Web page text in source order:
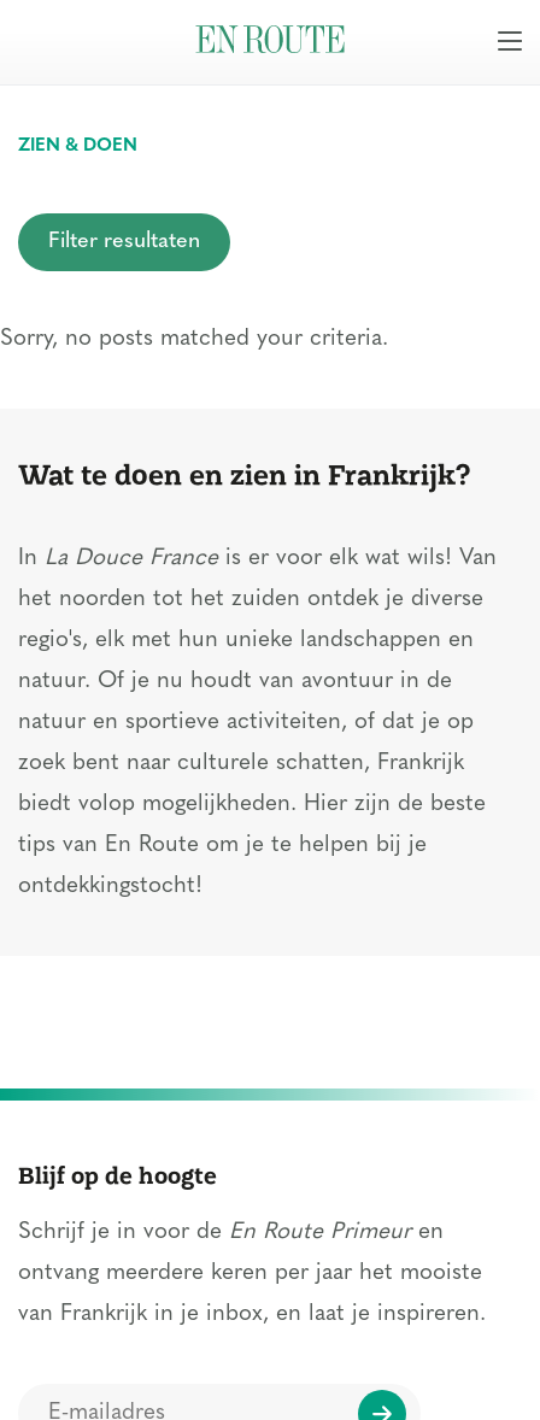
ZIEN & DOEN
Filter resultaten
Sorry, no posts matched your criteria.
Wat te doen en zien in Frankrijk?
In La Douce Franceis er voor elk wat wils! Van
het noorden tot het zuiden ontdek je diverse
regio's, elk met hun unieke landschappen en
natuur. Of je nu houdt van avontuur in de
natuur en sportieve activiteiten, of dat je op
zoek bent naar culturele schatten, Frankrijk
biedt volop mogelijkheden. Hier zijn de beste
tips van En Route om je te helpen bij je
ontdekkingstocht!
Blijf op de hoogte
Schrijf je in voor de En Route Primeuren
ontvang meerdere keren per jaar het mooiste
van Frankrijk in je inbox, en laat je inspireren.